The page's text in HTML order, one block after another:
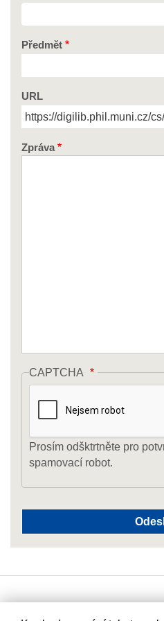
Předmět
URL
Zpráva
CAPTCHA
Prosím odšktrtněte pro
spamovací robot.